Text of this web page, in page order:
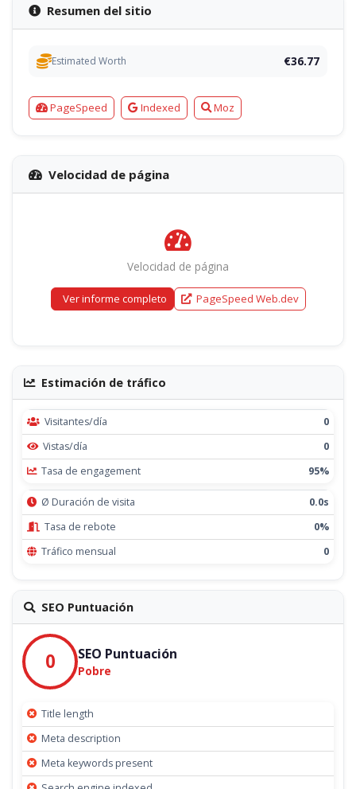
Resumen del sitio
Estimated Worth €36.77
PageSpeed Indexed Moz
Velocidad de página
Velocidad de página
Ver informe completo PageSpeed Web.dev
Estimación de tráfico
Visitantes/día
0
Vistas/día
0
Tasa de engagement
95%
Ø Duración de visita
0.0s
Tasa de rebote
0%
Tráfico mensual
0
SEO Puntuación
0 SEO Puntuación
Pobre
Title length
Meta description
Meta keywords present